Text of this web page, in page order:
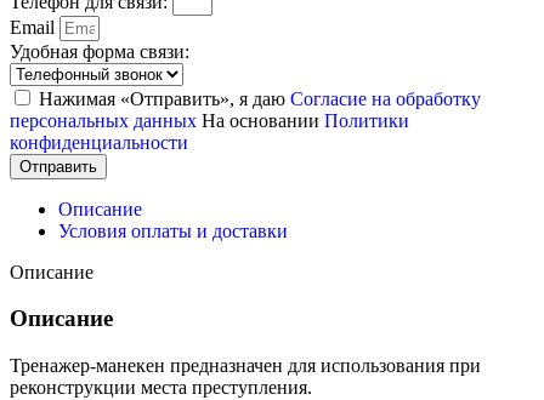
Email
Удобная форма связи:
Нажимая «Отправить», я даю Согласие на обработку
персональных данных На основании Политики
конфиденциальности
Отправить
Описание
Условия оплаты и доставки
Описание
Описание
Тренажер-манекен предназначен для использования при
реконструкции места преступления.